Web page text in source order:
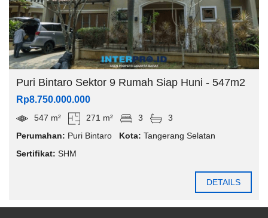
Puri Bintaro Sektor 9 Rumah Siap Huni - 547m2
Rp8.750.000.000
547 m² 271 m² 3
3
Perumahan: Puri Bintaro Kota: Tangerang Selatan
Sertifikat: SHM
DETAILS